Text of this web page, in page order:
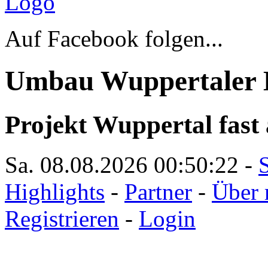
Auf Facebook folgen...
Umbau Wuppertaler
Projekt Wuppertal fast
Sa. 08.08.2026 00:50:22 -
Highlights - Partner - Über
Registrieren - Login